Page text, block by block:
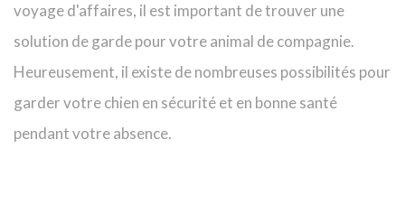
voyage d'affaires, il est important de trouver une
solution de garde pour votre animal de compagnie.
Heureusement, il existe de nombreuses possibilités pour
garder votre chien en sécurité et en bonne santé
pendant votre absence.